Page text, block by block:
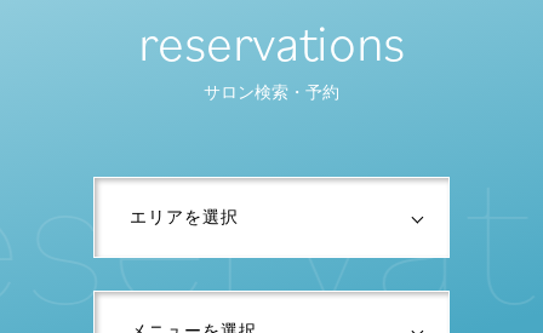
reservations
サロン検索・予約
ervati